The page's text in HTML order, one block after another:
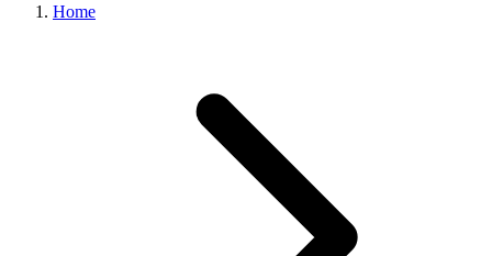
Home